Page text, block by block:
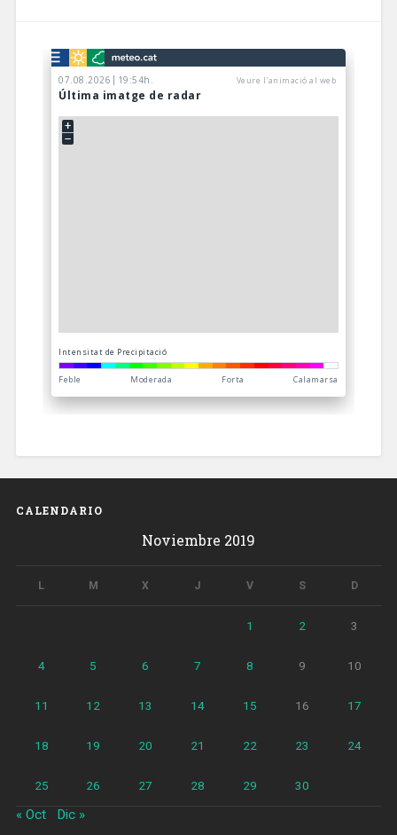
CALENDARIO
Noviembre 2019
L M X J V S D
1 2 3
4 5 6 7 8 9 10
11 12 13 14 15 16 17
18 19 20 21 22 23 24
25 26 27 28 29 30
« Oct Dic »